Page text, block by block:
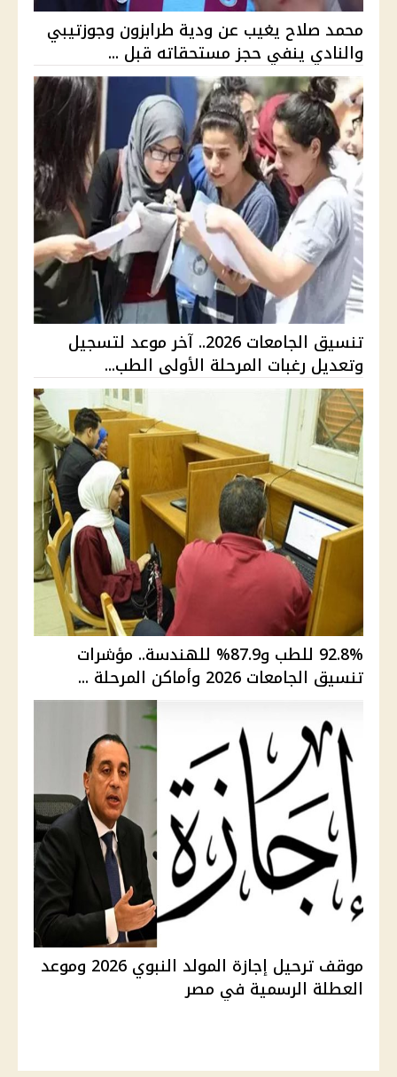
محمد صلاح يغيب عن ودية طرابزون وجوزتيبي
والنادي ينفي حجز مستحقاته قبل ...
تنسيق الجامعات 2026.. آخر موعد لتسجيل
وتعديل رغبات المرحلة الأولى الطب...
92.8% للطب و87.9% للهندسة.. مؤشرات
تنسيق الجامعات 2026 وأماكن المرحلة ...
موقف ترحيل إجازة المولد النبوي 2026 وموعد
العطلة الرسمية في مصر